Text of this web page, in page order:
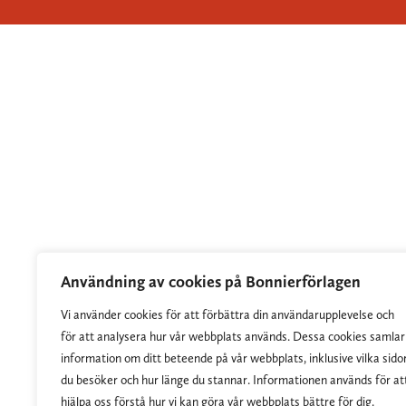
Användning av cookies på Bonnierförlagen
Vi använder cookies för att förbättra din användarupplevelse och
för att analysera hur vår webbplats används. Dessa cookies samlar
information om ditt beteende på vår webbplats, inklusive vilka
du besöker och hur länge du stannar. Informationen används för
hjälpa oss förstå hur vi kan göra vår webbplats bättre för dig.